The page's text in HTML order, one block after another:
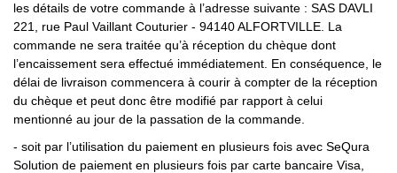
les détails de votre commande à l’adresse suivante : SAS DAVLI
221, rue Paul Vaillant Couturier - 94140 ALFORTVILLE. La
commande ne sera traitée qu’à réception du chèque dont
l’encaissement sera effectué immédiatement. En conséquence, le
délai de livraison commencera à courir à compter de la réception
du chèque et peut donc être modifié par rapport à celui
mentionné au jour de la passation de la commande.
- soit par l’utilisation du paiement en plusieurs fois avec SeQura
Solution de paiement en plusieurs fois par carte bancaire Visa,